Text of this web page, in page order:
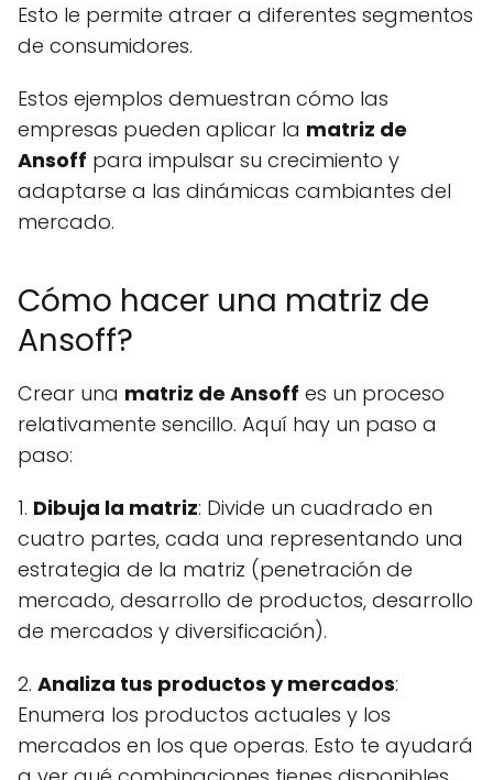
Esto le permite atraer a diferentes segmentos
de consumidores.
Estos ejemplos demuestran cómo las
empresas pueden aplicar la matriz de
Ansoff para impulsar su crecimiento y
adaptarse a las dinámicas cambiantes del
mercado.
Cómo hacer una matriz de
Ansoff?
Crear una matriz de Ansoff es un proceso
relativamente sencillo. Aquí hay un paso a
paso:
1. Dibuja la matriz: Divide un cuadrado en
cuatro partes, cada una representando una
estrategia de la matriz (penetración de
mercado, desarrollo de productos, desarrollo
de mercados y diversificación).
2. Analiza tus productos y mercados:
Enumera los productos actuales y los
mercados en los que operas. Esto te ayudará